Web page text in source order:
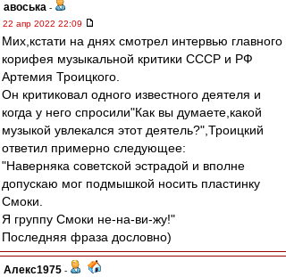
авоська -
22 апр 2022 22:09
Мих,кстати на днях смотрел интервью главного
корифея музыкальной критики СССР и РФ
Артемия Троицкого.
Он критиковал одного известного деятеля и
когда у него спросили"Как вы думаете,какой
музыкой увлекался этот деятель?",Троицкий
ответил примерно следующее:
"Наверняка советской эстрадой и вполне
допускаю мог подмышкой носить пластинку
Смоки.
Я группу Смоки не-на-ви-жу!"
Последняя фраза дословно)
Алекс1975 -